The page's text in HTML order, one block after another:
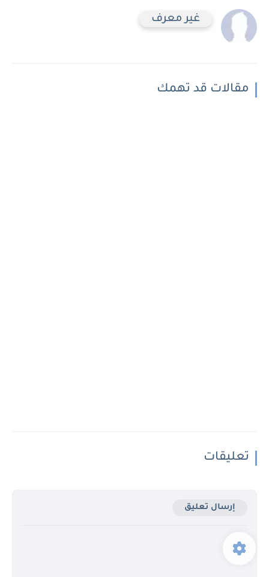
غير معرف
مقالات قد تهمك
تعليقات
إرسال تعليق